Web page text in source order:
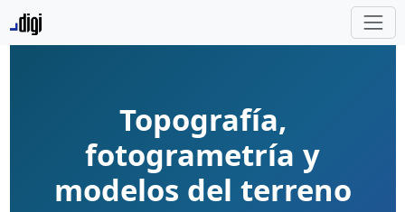
Topografía,
fotogrametría y
modelos del terreno